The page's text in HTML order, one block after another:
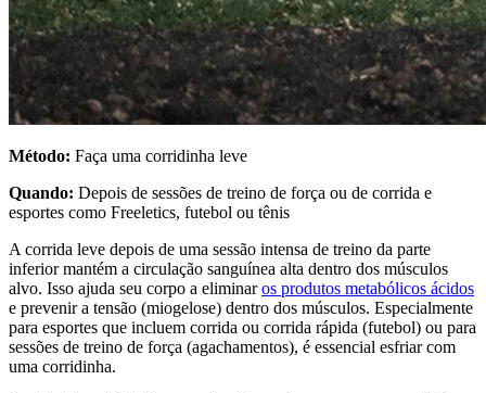
Método: Faça uma corridinha leve
Quando: Depois de sessões de treino de força ou de corrida e
esportes como Freeletics, futebol ou tênis
A corrida leve depois de uma sessão intensa de treino da parte
inferior mantém a circulação sanguínea alta dentro dos músculos
alvo. Isso ajuda seu corpo a eliminaros produtos metabólicos ácidos
e prevenir a tensão (miogelose) dentro dos músculos. Especialmente
para esportes que incluem corrida ou corrida rápida (futebol) ou para
sessões de treino de força (agachamentos), é essencial esfriar com
uma corridinha.